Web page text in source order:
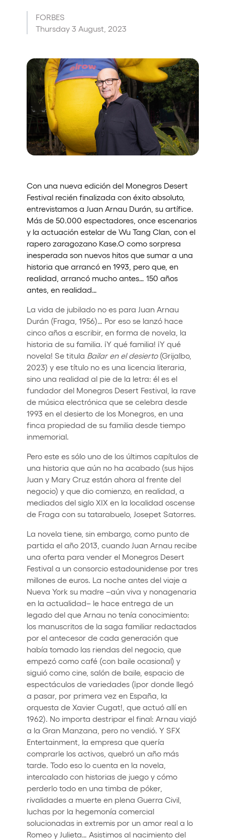
Quienes somos
¿Quieres trabajar con nosotros?
Síguenos en tiktok
Síguenos en facebook
Síguenos en instagram
Síguenos en twitter
Síguenos en linkedin
Síguenos en youtube
Política de Privacidad
Política de Cookies
Aviso Legal
FORBES
Thursday 3 August, 2023
Con una nueva edición del Monegros Desert
Festival recién finalizada con éxito absoluto,
entrevistamos a Juan Arnau Durán, su artífice.
Más de 50.000 espectadores, once escenarios
y la actuación estelar de Wu Tang Clan, con el
rapero zaragozano Kase.O como sorpresa
inesperada son nuevos hitos que sumar a una
historia que arrancó en 1993, pero que, en
realidad, arrancó mucho antes… 150 años
antes, en realidad…
La vida de jubilado no es para Juan Arnau
Durán (Fraga, 1956)… Por eso se lanzó hace
cinco años a escribir, en forma de novela, la
historia de su familia. ¡Y qué familia! ¡Y qué
novela! Se titula Bailar en el desierto(Grijalbo,
2023) y ese título no es una licencia literaria,
sino una realidad al pie de la letra: él es el
fundador del Monegros Desert Festival, la rave
de música electrónica que se celebra desde
1993 en el desierto de los Monegros, en una
finca propiedad de su familia desde tiempo
inmemorial.
Pero este es sólo uno de los últimos capítulos de
una historia que aún no ha acabado (sus hijos
Juan y Mary Cruz están ahora al frente del
negocio) y que dio comienzo, en realidad, a
mediados del siglo XIX en la localidad oscense
de Fraga con su tatarabuelo, Josepet Satorres.
La novela tiene, sin embargo, como punto de
partida el año 2013, cuando Juan Arnau recibe
una oferta para vender el Monegros Desert
Festival a un consorcio estadounidense por tres
millones de euros. La noche antes del viaje a
Nueva York su madre –aún viva y nonagenaria
en la actualidad– le hace entrega de un
legado del que Arnau no tenía conocimiento:
los manuscritos de la saga familiar redactados
por el antecesor de cada generación que
había tomado las riendas del negocio, que
empezó como café (con baile ocasional) y
siguió como cine, salón de baile, espacio de
espectáculos de variedades (¡por donde llegó
a pasar, por primera vez en España, la
orquesta de Xavier Cugat!, que actuó allí en
1962). No importa destripar el final: Arnau viajó
a la Gran Manzana, pero no vendió. Y SFX
Entertainment, la empresa que quería
comprarle los activos, quebró un año más
tarde. Todo eso lo cuenta en la novela,
intercalado con historias de juego y cómo
perderlo todo en una timba de póker,
rivalidades a muerte en plena Guerra Civil,
luchas por la hegemonía comercial
solucionadas in extremis por un amor real a lo
Romeo y Julieta… Asistimos al nacimiento del